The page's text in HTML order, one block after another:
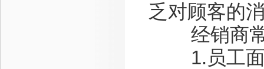
乏对顾客的
经销商常
1.员工面